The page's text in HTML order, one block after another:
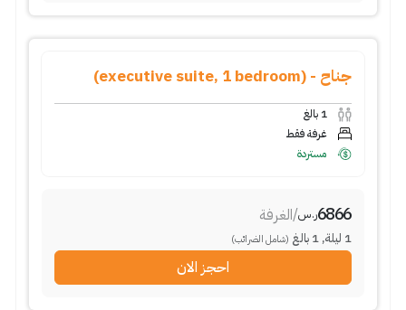
جناح - (executive suite, 1 bedroom)
1 بالغ
غرفة فقط
مستردة
6866ر.س/الغرفة
1 ليلة,
1 بالغ (شامل الضرائب)
احجز الان